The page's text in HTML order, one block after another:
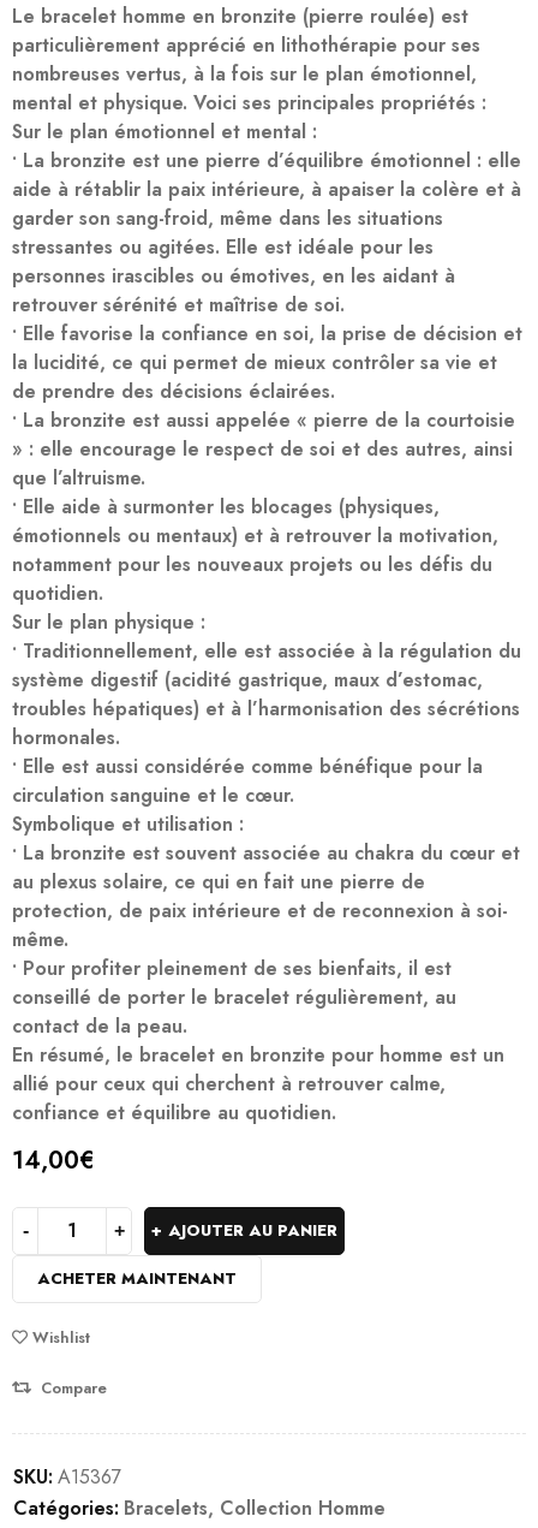
Le bracelet homme en bronzite (pierre roulée) est
particulièrement apprécié en lithothérapie pour ses
nombreuses vertus, à la fois sur le plan émotionnel,
mental et physique. Voici ses principales propriétés :
Sur le plan émotionnel et mental :
• La bronzite est une pierre d’équilibre émotionnel : elle
aide à rétablir la paix intérieure, à apaiser la colère et à
garder son sang-froid, même dans les situations
stressantes ou agitées. Elle est idéale pour les
personnes irascibles ou émotives, en les aidant à
retrouver sérénité et maîtrise de soi.
• Elle favorise la confiance en soi, la prise de décision et
la lucidité, ce qui permet de mieux contrôler sa vie et
de prendre des décisions éclairées.
• La bronzite est aussi appelée « pierre de la courtoisie
» : elle encourage le respect de soi et des autres, ainsi
que l’altruisme.
• Elle aide à surmonter les blocages (physiques,
émotionnels ou mentaux) et à retrouver la motivation,
notamment pour les nouveaux projets ou les défis du
quotidien.
Sur le plan physique :
• Traditionnellement, elle est associée à la régulation du
système digestif (acidité gastrique, maux d’estomac,
troubles hépatiques) et à l’harmonisation des sécrétions
hormonales.
• Elle est aussi considérée comme bénéfique pour la
circulation sanguine et le cœur.
Symbolique et utilisation :
• La bronzite est souvent associée au chakra du cœur et
au plexus solaire, ce qui en fait une pierre de
protection, de paix intérieure et de reconnexion à soi-
même.
• Pour profiter pleinement de ses bienfaits, il est
conseillé de porter le bracelet régulièrement, au
contact de la peau.
En résumé, le bracelet en bronzite pour homme est un
allié pour ceux qui cherchent à retrouver calme,
confiance et équilibre au quotidien.
14,00€
AJOUTER AU PANIER
ACHETER MAINTENANT
Wishlist
Compare
SKU: A15367
Catégories: Bracelets, Collection Homme